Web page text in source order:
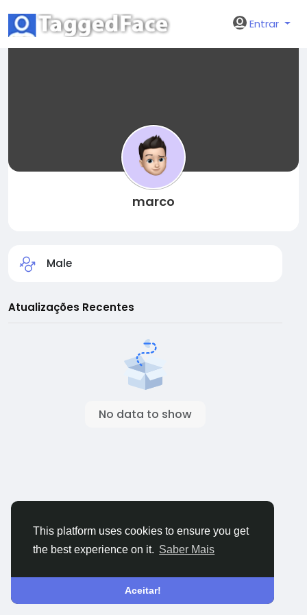
This platform uses cookies to ensure you get
the best experience on it. Saber Mais
Aceitar!
Entrar
marco
Male
Atualizações Recentes
No data to show